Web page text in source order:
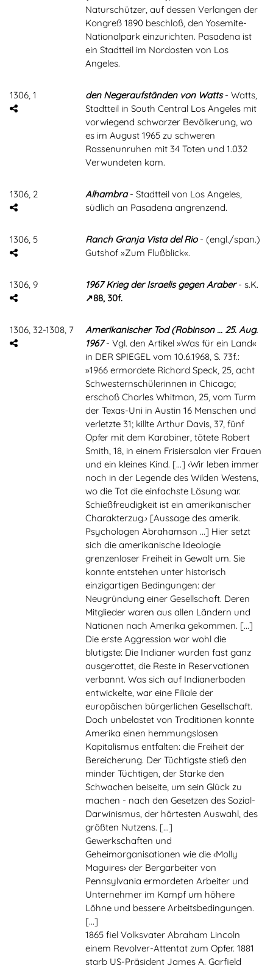
Naturschützer, auf dessen Verlangen der
Kongreß 1890 beschloß, den Yosemite-
Nationalpark einzurichten. Pasadena ist
ein Stadtteil im Nordosten von Los
Angeles.
1306, 1 den Negeraufständen von Watts- Watts,
Stadtteil in South Central Los Angeles mit
vorwiegend schwarzer Bevölkerung, wo
es im August 1965 zu schweren
Rassenunruhen mit 34 Toten und 1.032
Verwundeten kam.
1306, 2 Alhambra- Stadtteil von Los Angeles,
südlich an Pasadena angrenzend.
1306, 5 Ranch Granja Vista del Rio- (engl./span.)
Gutshof »Zum Flußblick«.
1306, 9 1967 Krieg der Israelis gegen Araber- s.K.
88, 30f.
1306, 32-1308, 7
Amerikanischer Tod (Robinson ... 25. Aug.
1967- Vgl. den Artikel »Was für ein Land«
in DER SPIEGEL vom 10.6.1968, S. 73f.:
»1966 ermordete Richard Speck, 25, acht
Schwesternschülerinnen in Chicago;
erschoß Charles Whitman, 25, vom Turm
der Texas-Uni in Austin 16 Menschen und
verletzte 31; killte Arthur Davis, 37, fünf
Opfer mit dem Karabiner, tötete Robert
Smith, 18, in einem Frisiersalon vier Frauen
und ein kleines Kind. [...] ‹Wir leben immer
noch in der Legende des Wilden Westens,
wo die Tat die einfachste Lösung war.
Schießfreudigkeit ist ein amerikanischer
Charakterzug.› [Aussage des amerik.
Psychologen Abrahamson ...] Hier setzt
sich die amerikanische Ideologie
grenzenloser Freiheit in Gewalt um. Sie
konnte entstehen unter historisch
einzigartigen Bedingungen: der
Neugründung einer Gesellschaft. Deren
Mitglieder waren aus allen Ländern und
Nationen nach Amerika gekommen. [...]
Die erste Aggression war wohl die
blutigste: Die Indianer wurden fast ganz
ausgerottet, die Reste in Reservationen
verbannt. Was sich auf Indianerboden
entwickelte, war eine Filiale der
europäischen bürgerlichen Gesellschaft.
Doch unbelastet von Traditionen konnte
Amerika einen hemmungslosen
Kapitalismus entfalten: die Freiheit der
Bereicherung. Der Tüchtigste stieß den
minder Tüchtigen, der Starke den
Schwachen beiseite, um sein Glück zu
machen - nach den Gesetzen des Sozial-
Darwinismus, der härtesten Auswahl, des
größten Nutzens. [...]
Gewerkschaften und
Geheimorganisationen wie die ‹Molly
Maguires› der Bergarbeiter von
Pennsylvania ermordeten Arbeiter und
Unternehmer im Kampf um höhere
Löhne und bessere Arbeitsbedingungen.
[...]
1865 fiel Volksvater Abraham Lincoln
einem Revolver-Attentat zum Opfer. 1881
starb US-Präsident James A. Garfield